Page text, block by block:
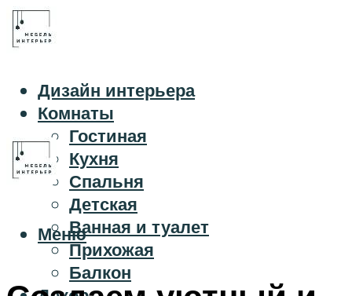
Дизайн интерьера
Комнаты
Гостиная
Кухня
Спальня
Детская
Ванная и туалет
Прихожая
Балкон
Меню